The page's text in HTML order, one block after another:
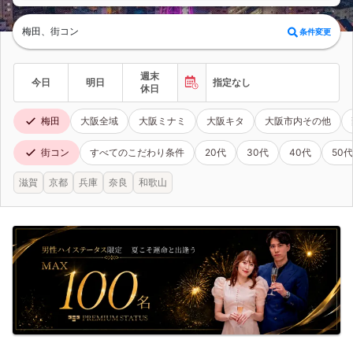
梅田、街コン 条件変更
今日 明日
週末
休日
指定なし
梅田 大阪全域 大阪ミナミ 大阪キタ 大阪市内その他
街コン すべてのこだわり条件 20代 30代 40代 50代
滋賀 京都 兵庫 奈良 和歌山